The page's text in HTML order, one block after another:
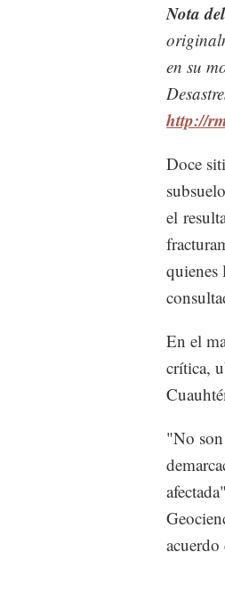
Nota
en su
http://
Doce
el
quienes
En el
crítica,
"No